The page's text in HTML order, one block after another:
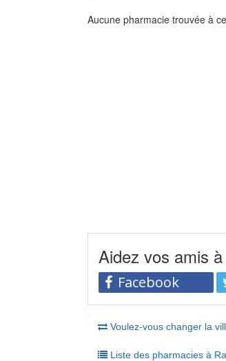
Aucune pharmacie trouvée à
Aidez vos amis
Facebook
Voulez-vous changer la
Liste des pharmacies à